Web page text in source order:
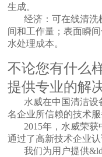
生成。
经济：可在线清洗
间和工作量；表面瞬
水处理成本。
不论您有什么
提供专业的解
水威在中国清洁设
名企业所信赖的技术服
2015年，水威荣获
通过了高新技术企业认
我们为用户提供